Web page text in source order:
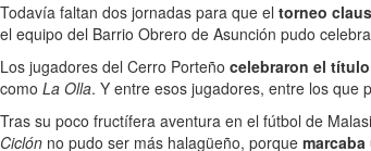
Todavía faltan dos jornadas para que el torneo
el equipo del Barrio Obrero de Asunción pudo
Los jugadores del Cerro Porteño celebraron el
como La Olla. Y entre esos jugadores, entre los que
Tras su poco fructífera aventura en el fútbol de
Ciclón no pudo ser más halagüeño, porque